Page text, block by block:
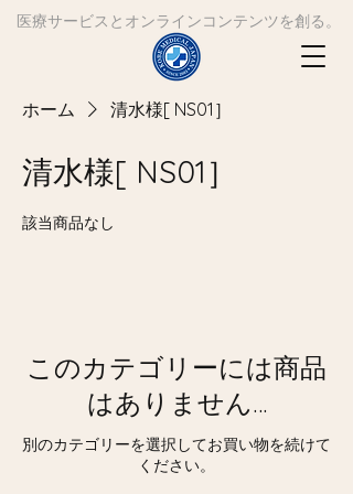
​医療サービスとオンラインコンテンツを創る。
ホーム 清水様[ NS01］
清水様[ NS01］
該当商品なし
このカテゴリーには商品
はありません…
別のカテゴリーを選択してお買い物を続けて
ください。